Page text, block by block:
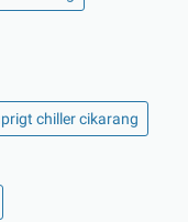
chiller cikarang